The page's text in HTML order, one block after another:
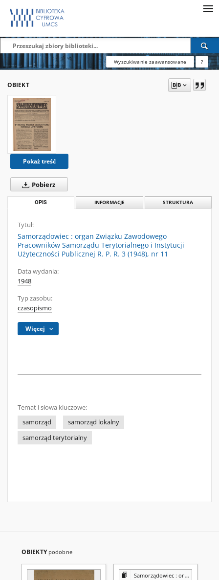
Wyszukiwanie zaawansowane ?
OBIEKT
Pokaż treść
Pobierz
OPIS INFORMACJE STRUKTURA
Tytuł:
Samorządowiec : organ Związku Zawodowego
Pracowników Samorządu Terytorialnego i Instytucji
Użyteczności Publicznej R. P. R. 3 (1948), nr 11
Data wydania:
1948
Typ zasobu:
czasopismo
Więcej
Temat i słowa kluczowe:
samorząd
samorząd lokalny
samorząd terytorialny
OBIEKTY podobne
Samorządowiec : organ Związku Zawodowego Pracowników Samorządu Terytorialnego i Użyteczności Publicznej w Polsce